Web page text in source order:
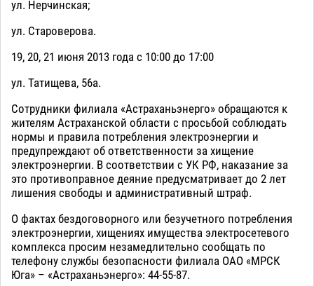
ул. Нерчинская;
ул. Староверова.
19, 20, 21 июня 2013 года с 10:00 до 17:00
ул. Татищева, 56а.
Сотрудники филиала «Астраханьэнерго» обращаются к
жителям Астраханской области с просьбой соблюдать
нормы и правила потребления электроэнергии и
предупреждают об ответственности за хищение
электроэнергии. В соответствии с УК РФ, наказание за
это противоправное деяние предусматривает до 2 лет
лишения свободы и административный штраф.
О фактах бездоговорного или безучетного потребления
электроэнергии, хищениях имущества электросетевого
комплекса просим незамедлительно сообщать по
телефону службы безопасности филиала ОАО «МРСК
Юга» – «Астраханьэнерго»: 44-55-87.